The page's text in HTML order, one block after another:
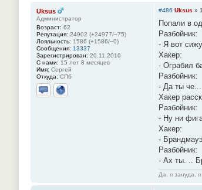
Uksus
Администратор
Возраст: 62
Репутация: 24902 (+24977/−75)
Лояльность: 1586 (+1586/−0)
Сообщения: 13337
Зарегистрирован: 20.11.2010
С нами: 15 лет 8 месяцев
Имя: Сергей
Откуда: СПб
Отправить личное сообщение
Сайт
#486 Uksus »
Попали в
Разбойник:
- Я вот
Хакер:
- Ограбил
Разбойник:
- Да ты че...
Хакер
Разбойник:
- Ну ни
Хакер:
-
Разбойник:
- Ах ты. ..
Да, я зануда, я